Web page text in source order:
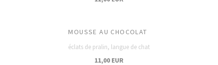
MOUSSE AU CHOCOLAT
éclats de pralin, langue de chat
11,00 EUR